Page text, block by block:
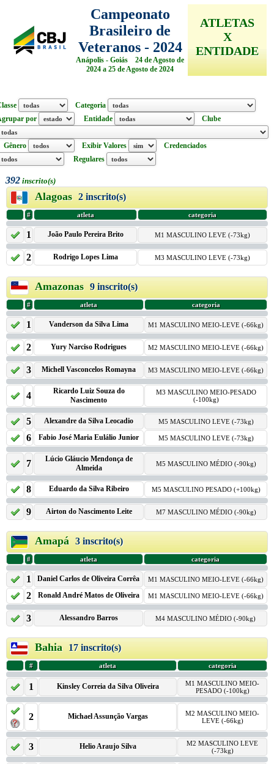
Campeonato
Brasileiro de
Veteranos - 2024
Anápolis - Goiás 24 de Agosto de
2024 a 25 de Agosto de 2024
ATLETAS
X
ENTIDADE
Categoria
por
Entidade Clube
Gênero Exibir Valores
Credenciados
Regulares
392inscrito(s)
Alagoas 2 inscrito(s)
# atleta categoria
1 João Paulo Pereira Brito M1 MASCULINO LEVE (-73kg)
2 Rodrigo Lopes Lima M3 MASCULINO LEVE (-73kg)
Amazonas 9 inscrito(s)
# atleta categoria
1 Vanderson da Silva Lima M1 MASCULINO MEIO-LEVE (-66kg)
2 Yury Narciso Rodrigues M2 MASCULINO MEIO-LEVE (-66kg)
3 Michell Vasconcelos Romayna M3 MASCULINO MEIO-LEVE (-66kg)
4
Ricardo Luiz Souza do
Nascimento
M3 MASCULINO MEIO-PESADO
(-100kg)
5 Alexandre da Silva Leocadio M5 MASCULINO LEVE (-73kg)
6 Fabio José Maria Eulálio Junior M5 MASCULINO LEVE (-73kg)
7
Lúcio Gláucio Mendonça de
Almeida
M5 MASCULINO MÉDIO (-90kg)
8 Eduardo da Silva Ribeiro M5 MASCULINO PESADO (+100kg)
9 Airton do Nascimento Leite M7 MASCULINO MÉDIO (-90kg)
Amapá 3 inscrito(s)
# atleta categoria
1 Daniel Carlos de Oliveira Corrêa M1 MASCULINO MEIO-LEVE (-66kg)
2 Ronald André Matos de Oliveira M1 MASCULINO MEIO-LEVE (-66kg)
3 Alessandro Barros M4 MASCULINO MÉDIO (-90kg)
Bahia 17 inscrito(s)
# atleta categoria
1 Kinsley Correia da Silva Oliveira
M1 MASCULINO MEIO-
PESADO (-100kg)
2 Michael Assunção Vargas
M2 MASCULINO MEIO-
LEVE (-66kg)
3 Helio Araujo Silva
M2 MASCULINO LEVE
(-73kg)